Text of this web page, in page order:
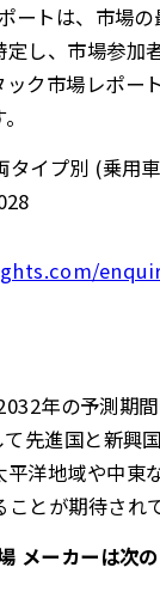
ート は、市場
し、市場参加
ク市場レポー
イプ別 (乗用
年の予測期
先進国と新興
洋地域や中東
とが期待されて
ーカーは次の